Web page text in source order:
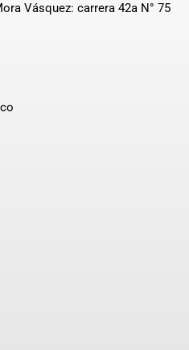
Vásquez: carrera 42a N° 75